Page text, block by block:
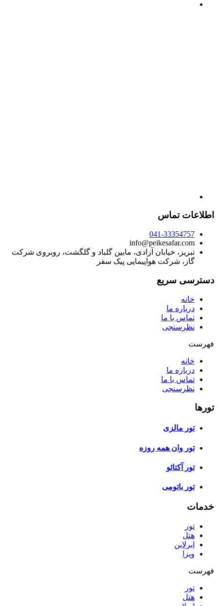
اطلاعات تماس
041-33354757
info@peikesafar.com
تبریز، خیابان آزادی، مابین گلباد و گلگشت، روبروی شرکت
گاز، شرکت هواپیمایی پیک سفر
دسترسی سریع
خانه
درباره ما
تماس با ما
نظرسنجی
فهرست
خانه
درباره ما
تماس با ما
نظرسنجی
تورها
تور مالزی
تور وان همه روزه
تور آکتائو
تور باتومی
خدمات
تور
هتل
ایرلاین
ویزا
فهرست
تور
هتل